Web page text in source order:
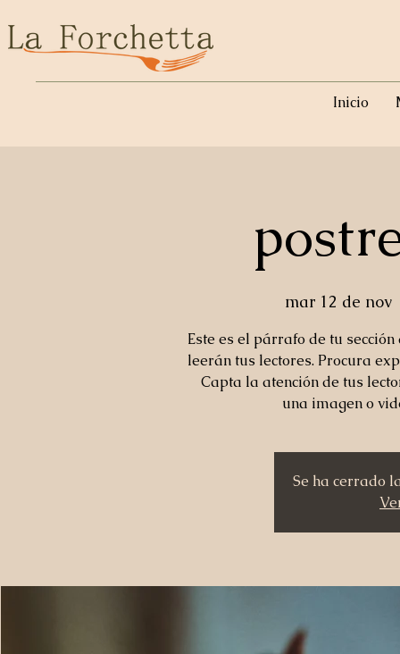
Inicio
mar 12 de nov
Este es el párrafo de tu
leerán tus lectores. Procura
Capta la atención de tus
una imagen o
Se ha cerrado